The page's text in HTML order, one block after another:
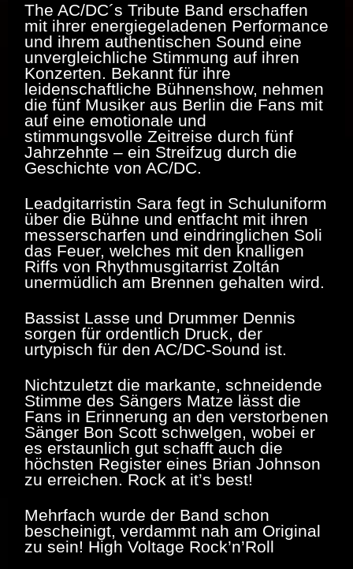
The AC/DC´s Tribute Band erschaffen
mit ihrer energiegeladenen Performance
und ihrem authentischen Sound eine
unvergleichliche Stimmung auf ihren
Konzerten. Bekannt für ihre
leidenschaftliche Bühnenshow, nehmen
die fünf Musiker aus Berlin die Fans mit
auf eine emotionale und
stimmungsvolle Zeitreise durch fünf
Jahrzehnte – ein Streifzug durch die
Geschichte von AC/DC.
Leadgitarristin Sara fegt in Schuluniform
über die Bühne und entfacht mit ihren
messerscharfen und eindringlichen Soli
das Feuer, welches mit den knalligen
Riffs von Rhythmusgitarrist Zoltán
unermüdlich am Brennen gehalten wird.
Bassist Lasse und Drummer Dennis
sorgen für ordentlich Druck, der
urtypisch für den AC/DC-Sound ist.
Nichtzuletzt die markante, schneidende
Stimme des Sängers Matze lässt die
Fans in Erinnerung an den verstorbenen
Sänger Bon Scott schwelgen, wobei er
es erstaunlich gut schafft auch die
höchsten Register eines Brian Johnson
zu erreichen. Rock at it’s best!
Mehrfach wurde der Band schon
bescheinigt, verdammt nah am Original
zu sein! High Voltage Rock’n’Roll